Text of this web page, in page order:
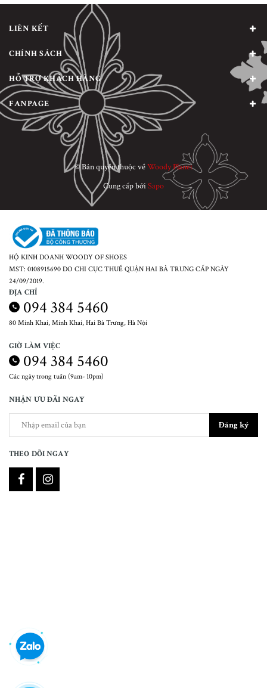
LIÊN KẾT
CHÍNH SÁCH
HỖ TRỢ KHÁCH HÀNG
FANPAGE
© Bản quyền thuộc vềWoody Planet
Cung cấp bởiSapo
HỘ KINH DOANH WOODY OF SHOES
MST: 0108915690 DO CHI CỤC THUẾ QUẬN HAI BÀ TRƯNG CẤP NGÀY
24/09/2019.
ĐỊA CHỈ
094 384 5460
80 Minh Khai, Minh Khai, Hai Bà Trưng, Hà Nội
GIỜ LÀM VIỆC
094 384 5460
Các ngày trong tuần (9am- 10pm)
NHẬN ƯU ĐÃI NGAY
Đăng ký
THEO DÕI NGAY